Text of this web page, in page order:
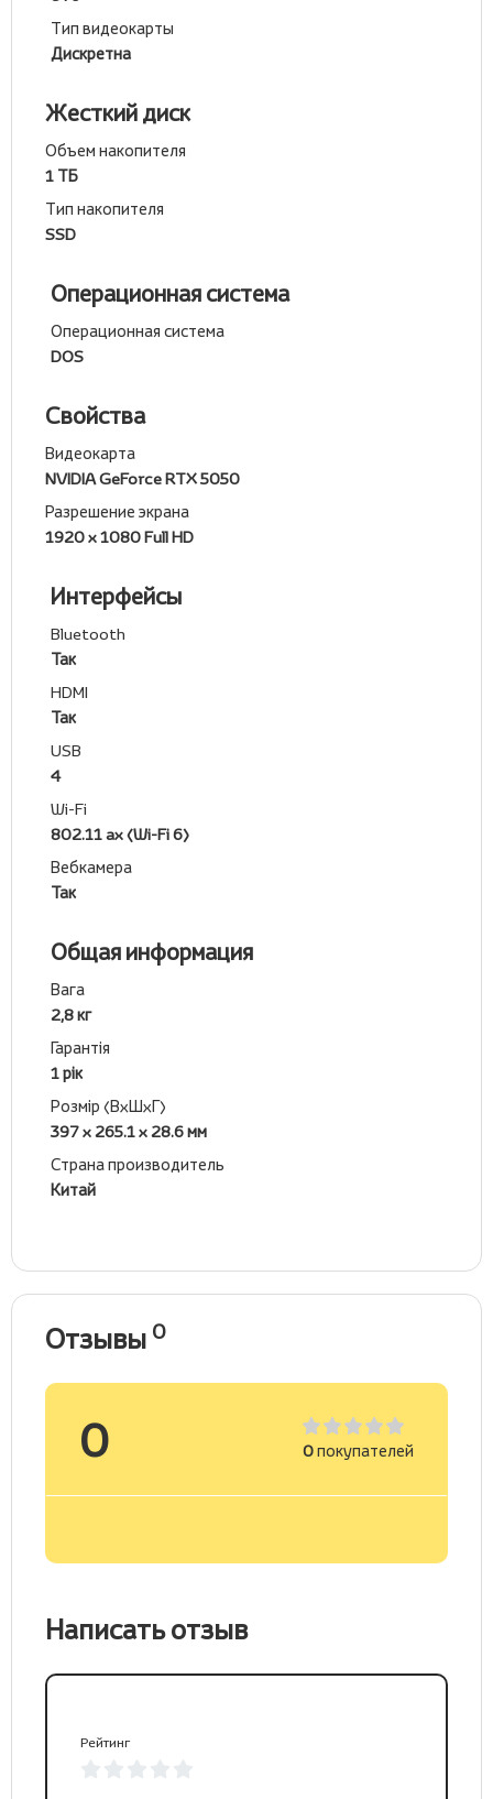
Тип видеокарты
Дискретна
Жесткий диск
Объем накопителя
1 ТБ
Тип накопителя
SSD
Операционная система
Операционная система
DOS
Свойства
Видеокарта
NVIDIA GeForce RTX 5050
Разрешение экрана
1920 x 1080 Full HD
Интерфейсы
Bluetooth
Так
HDMI
Так
USB
4
Wi-Fi
802.11 ax (Wi-Fi 6)
Вебкамера
Так
Общая информация
Вага
2,8 кг
Гарантія
1 рік
Розмір (ВхШхГ)
397 x 265.1 x 28.6 мм
Страна производитель
Китай
Отзывы 0
0 0покупателей
Написать отзыв
Рейтинг